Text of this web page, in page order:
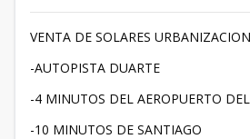
VENTA DE SOLARES
-AUTOPISTA DUARTE
-4 MINUTOS DEL AEROPUERTO
-10 MINUTOS DE SANTIAGO